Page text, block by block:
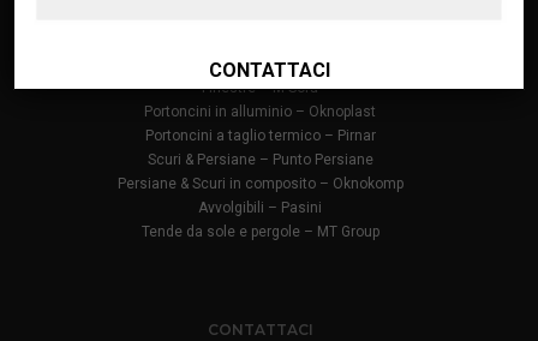
Finestre in alluminio – Oknoplast
Finestre – M Sora
Portoncini in alluminio – Oknoplast
Portoncini a taglio termico – Pirnar
Scuri & Persiane – Punto Persiane
Persiane & Scuri in composito – Oknokomp
Avvolgibili – Pasini
Tende da sole e pergole – MT Group
CONTATTACI
CONTATTACI